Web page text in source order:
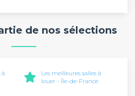
de nos sélections
à
Les meilleures salles à
louer - Île-de-France